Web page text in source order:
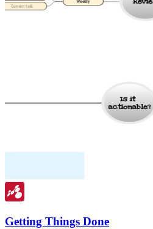
Getting Things Done